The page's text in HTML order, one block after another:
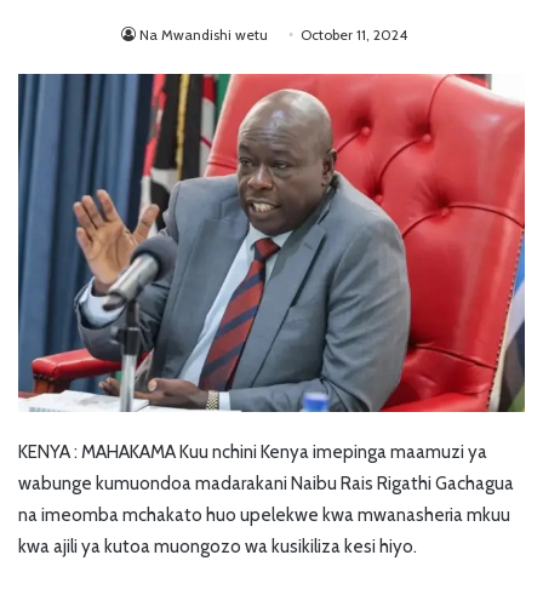
Na Mwandishi wetu October 11, 2024
KENYA : MAHAKAMA Kuu nchini Kenya imepinga maamuzi ya
wabunge kumuondoa madarakani Naibu Rais Rigathi Gachagua
na imeomba mchakato huo upelekwe kwa mwanasheria mkuu
kwa ajili ya kutoa muongozo wa kusikiliza kesi hiyo.